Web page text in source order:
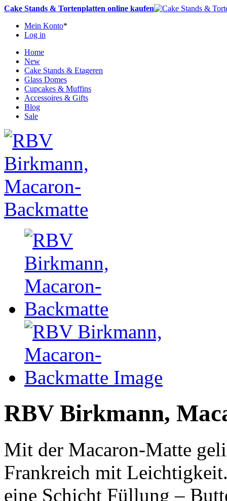
Cake Stands & Tortenplatten online kaufen
Mein Konto*
Log in
Home
New
Cake Stands & Etageren
Glass Domes
Cupcakes & Muffins
Accessoires & Gifts
Blog
Sale
RBV Birkmann,
Mit der Macaron-Matte
Frankreich mit
eine Schicht Füllung –